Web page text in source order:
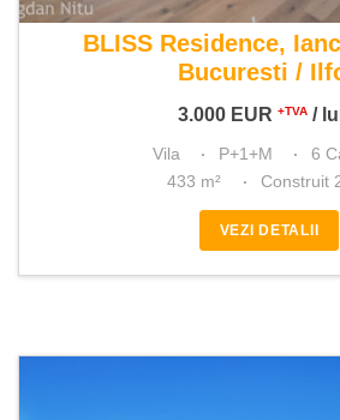
De inchiriat vila 6
BLISS Residence,
Bucuresti /
3.000 EUR +TVA/
Vila P+1+M
6
433 m²
Construit
VEZI DETALII